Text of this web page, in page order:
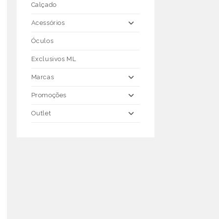
Calçado
Acessórios
Óculos
Exclusivos ML
Marcas
Promoções
Outlet